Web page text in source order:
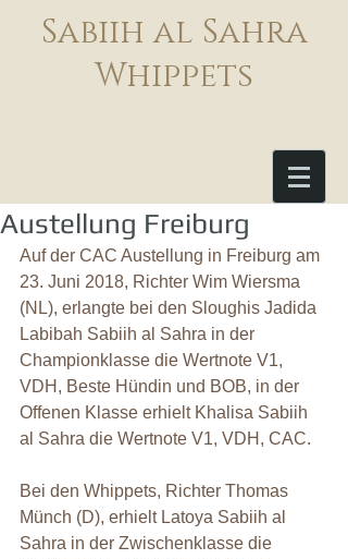
Sabiih al Sahra
Whippets
Austellung Freiburg
Auf der CAC Austellung in Freiburg am
23. Juni 2018, Richter Wim Wiersma
(NL), erlangte bei den Sloughis Jadida
Labibah Sabiih al Sahra in der
Championklasse die Wertnote V1,
VDH, Beste Hündin und BOB, in der
Offenen Klasse erhielt Khalisa Sabiih
al Sahra die Wertnote V1, VDH, CAC.
Bei den Whippets, Richter Thomas
Münch (D), erhielt Latoya Sabiih al
Sahra in der Zwischenklasse die